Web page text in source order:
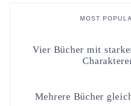
MOST
Vier Bücher mit
Mehrere Bücher